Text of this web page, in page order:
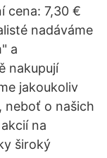
cena: 7,30 €
nadáváme
a
nakupují
jakoukoliv
neboť o našich
na
široký